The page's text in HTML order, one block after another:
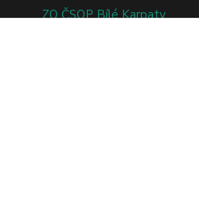
ZO ČSOP Bílé Karpaty